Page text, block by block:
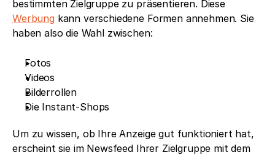
bestimmten Zielgruppe zu präsentieren. Diese
Werbung kann verschiedene Formen annehmen. Sie
haben also die Wahl zwischen:
Fotos
Videos
Bilderrollen
Die Instant-Shops
Um zu wissen, ob Ihre Anzeige gut funktioniert hat,
erscheint sie im Newsfeed Ihrer Zielgruppe mit dem